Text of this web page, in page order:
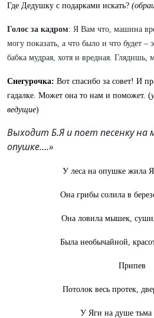
Где Дедушку с подарками искать?
Голос за кадром: Я Вам что, машина
могу показать, а что было и что будет –
бабка мудрая, хотя и вредная. Глядишь,
Снегурочка: Вот спасибо за совет! И
гадалке. Может она то нам и поможет. (
ведущие)
Выходит Б.Я и поет песенку на
опушке….»
У леса на опушке жила
Она грибы солила в
Она ловила мышек,
Была необычайной,
Припев
Потолок весь протек,
У Яги на душе тьма